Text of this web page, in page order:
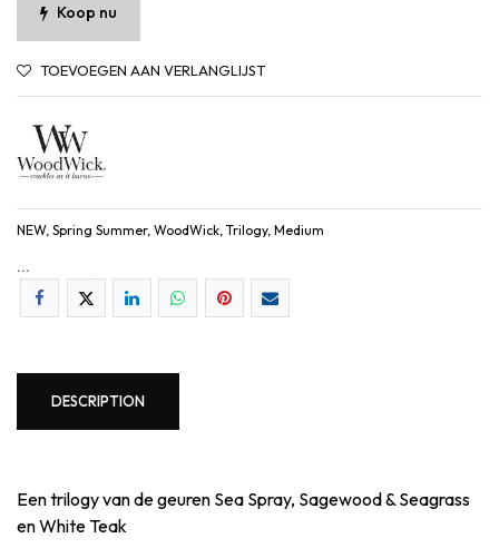
Koop nu
TOEVOEGEN AAN VERLANGLIJST
NEW, Spring Summer, WoodWick, Trilogy, Medium
...
DESCRIPTION
Een trilogy van de geuren Sea Spray, Sagewood & Seagrass
en White Teak